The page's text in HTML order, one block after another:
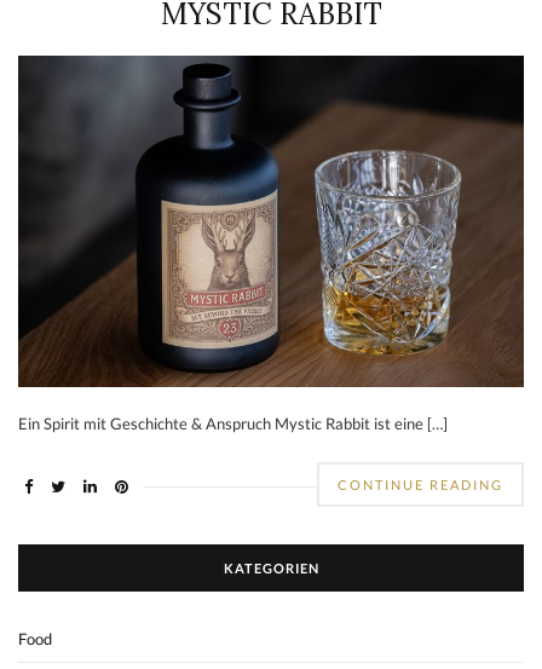
MYSTIC RABBIT
Ein Spirit mit Geschichte & Anspruch Mystic Rabbit ist eine […]
CONTINUE READING
KATEGORIEN
Food